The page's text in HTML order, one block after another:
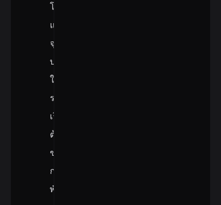
โหว่
และ
จุด
บกพร่อง
ใน
ระยะ
เริ่ม
ต้น
ของ
การ
พัฒนา